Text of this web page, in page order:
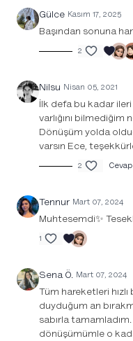
Gülce Kasım 17, 2025
Başından sonuna
2
Nilsu Nisan 05, 2021
İlk defa bu kadar
varlığını
Dönüşüm yolda
varsın Ece,
2
Tennur Mart 07, 2024
Muhtesemdi✨
1
Sena Ö. Mart 07, 2024
Tüm hareketleri hızlı
duyduğum an
sabırla
dönüşümümle o